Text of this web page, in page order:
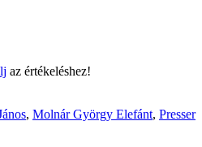
az értékeléshez!
, Molnár György Elefánt, Presser